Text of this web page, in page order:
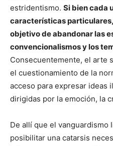
estridentismo. Si bien cada
características
objetivo de abandonar las
convencionalismos y los
Consecuentemente, el arte
el cuestionamiento de la
acceso para expresar ideas
dirigidas por la emoción, la
De allí que el vanguardismo
posibilitar una catarsis